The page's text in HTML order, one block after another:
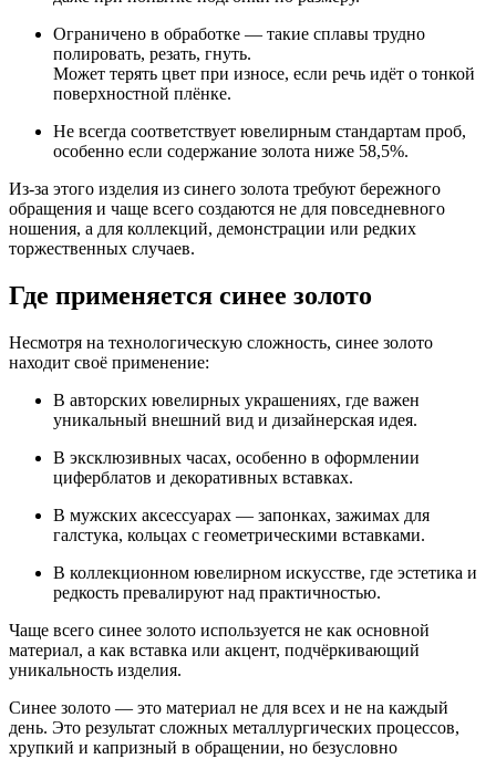
Ограничено в обработке — такие сплавы трудно
полировать, резать, гнуть.
Может терять цвет при износе, если речь идёт о тонкой
поверхностной плёнке.
Не всегда соответствует ювелирным стандартам проб,
особенно если содержание золота ниже 58,5%.
Из-за этого изделия из синего золота требуют бережного
обращения и чаще всего создаются не для повседневного
ношения, а для коллекций, демонстрации или редких
торжественных случаев.
Где применяется синее золото
Несмотря на технологическую сложность, синее золото
находит своё применение:
В авторских ювелирных украшениях, где важен
уникальный внешний вид и дизайнерская идея.
В эксклюзивных часах, особенно в оформлении
циферблатов и декоративных вставках.
В мужских аксессуарах — запонках, зажимах для
галстука, кольцах с геометрическими вставками.
В коллекционном ювелирном искусстве, где эстетика и
редкость превалируют над практичностью.
Чаще всего синее золото используется не как основной
материал, а как вставка или акцент, подчёркивающий
уникальность изделия.
Синее золото — это материал не для всех и не на каждый
день. Это результат сложных металлургических процессов,
хрупкий и капризный в обращении, но безусловно